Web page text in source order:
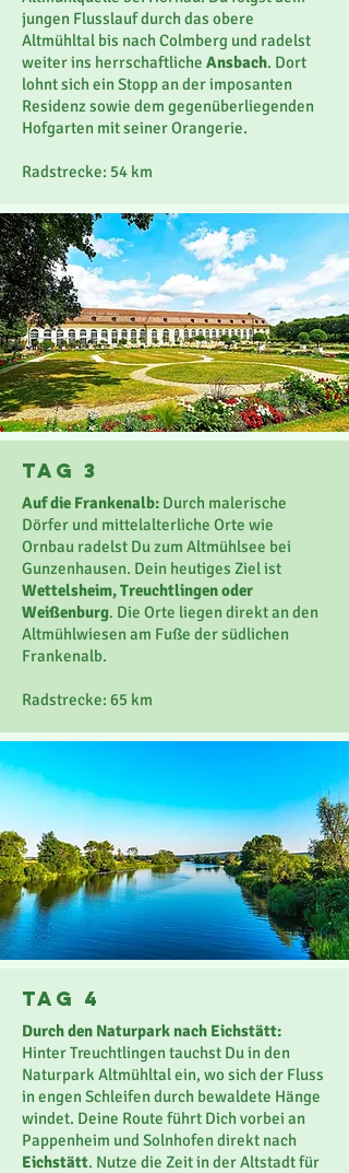
jungen Flusslauf durch das obere
Altmühltal bis nach Colmberg und radelst
weiter ins herrschaftliche Ansbach. Dort
lohnt sich ein Stopp an der imposanten
Residenz sowie dem gegenüberliegenden
Hofgarten mit seiner Orangerie.
Radstrecke: 54 km
Tag 3
Auf die Frankenalb: Durch malerische
Dörfer und mittelalterliche Orte wie
Ornbau radelst Du zum Altmühlsee bei
Gunzenhausen. Dein heutiges Ziel ist
Wettelsheim, Treuchtlingen oder
Weißenburg. Die Orte liegen direkt an den
Altmühlwiesen am Fuße der südlichen
Frankenalb.
Radstrecke: 65 km
Tag 4
Durch den Naturpark nach Eichstätt:
Hinter Treuchtlingen tauchst Du in den
Naturpark Altmühltal ein, wo sich der Fluss
in engen Schleifen durch bewaldete Hänge
windet. Deine Route führt Dich vorbei an
Pappenheim und Solnhofen direkt nach
Eichstätt. Nutze die Zeit in der Altstadt für